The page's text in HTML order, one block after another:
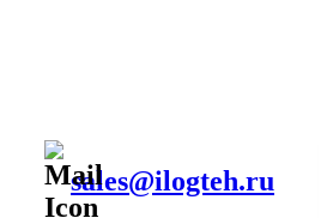
sales@ilogteh.ru